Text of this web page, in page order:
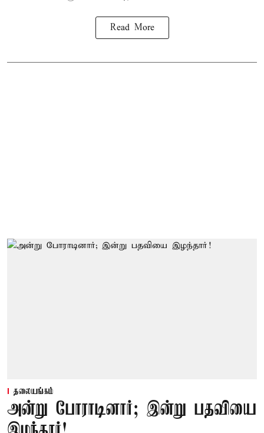
Read More
தலையங்கம்
அன்று போராடினார்; இன்று பதவியை